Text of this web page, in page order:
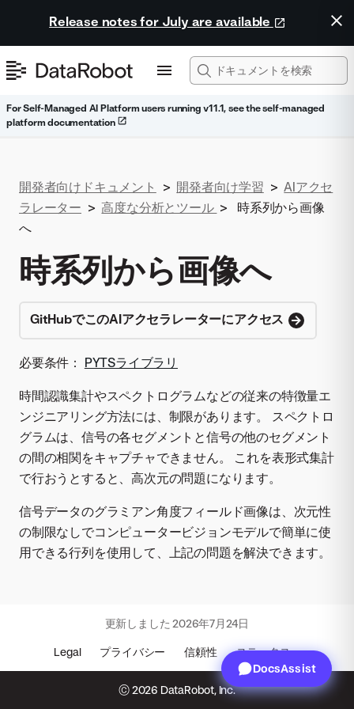
Release notes for July are available
For Self-Managed AI Platform users running v11.1, see the self-managed
platform documentation
開発者向けドキュメント > 開発者向け学習 > AIアクセ
ラレーター > 高度な分析とツール >
時系列から画像
へ
時系列から画像へ
GitHubでこのAIアクセラレーターにアクセス
必要条件： PYTSライブラリ
時間認識集計やスペクトログラムなどの従来の特徴量エ
ンジニアリング方法には、制限があります。 スペクトロ
グラムは、信号の各セグメントと信号の他のセグメント
の間の相関をキャプチャできません。 これを表形式集計
で行おうとすると、高次元の問題になります。
信号データのグラミアン角度フィールド画像は、次元性
の制限なしでコンピュータービジョンモデルで簡単に使
用できる行列を使用して、上記の問題を解決できます。
Legal プライバシー 信頼性 ステータス
更新しました2026年7月24日
© 2026 DataRobot, Inc.
DocsAssist